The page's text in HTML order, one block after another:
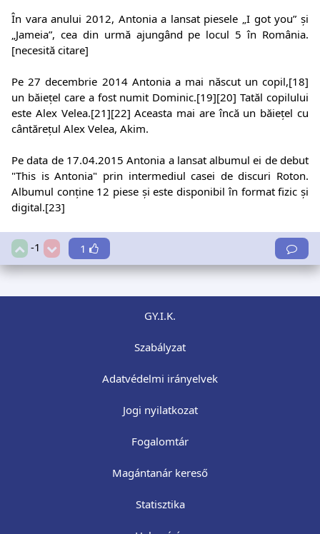
În vara anului 2012, Antonia a lansat piesele „I got you” și
„Jameia”, cea din urmă ajungând pe locul 5 în România.
[necesită citare]
Pe 27 decembrie 2014 Antonia a mai născut un copil,[18]
un băiețel care a fost numit Dominic.[19][20] Tatăl copilului
este Alex Velea.[21][22] Aceasta mai are încă un băiețel cu
cântărețul Alex Velea, Akim.
Pe data de 17.04.2015 Antonia a lansat albumul ei de debut
"This is Antonia" prin intermediul casei de discuri Roton.
Albumul conține 12 piese și este disponibil în format fizic și
digital.[23]
-1 1
GY.I.K.
Szabályzat
Adatvédelmi irányelvek
Jogi nyilatkozat
Fogalomtár
Magántanár kereső
Statisztika